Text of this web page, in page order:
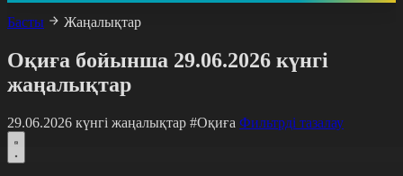
Басты
Жаңалықтар
Оқиға бойынша 29.06.2026 күнгі
жаңалықтар
29.06.2026 күнгі жаңалықтар #Оқиға Фильтрді тазалау